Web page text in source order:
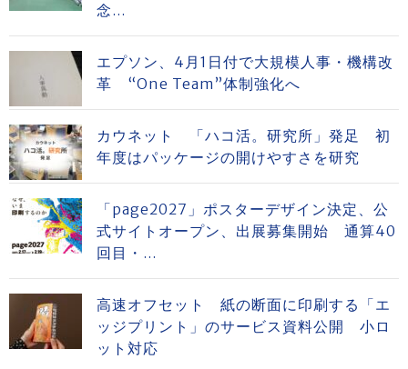
念...
エプソン、4月1日付で大規模人事・機構改
革 “One Team”体制強化へ
カウネット 「ハコ活。研究所」発足 初
年度はパッケージの開けやすさを研究
「page2027」ポスターデザイン決定、公
式サイトオープン、出展募集開始 通算40
回目・...
高速オフセット 紙の断面に印刷する「エ
ッジプリント」のサービス資料公開 小ロ
ット対応